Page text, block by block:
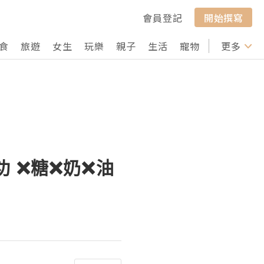
會員登記
開始撰寫
旅遊 女生 玩樂 親子 生活 寵物 行山 打卡
更多
糖❌奶❌油